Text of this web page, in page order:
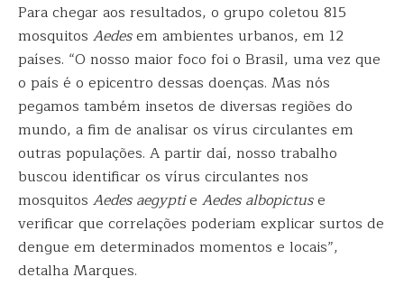
Para chegar aos resultados, o grupo coletou 815
mosquitos Aedesem ambientes urbanos, em 12
países. “O nosso maior foco foi o Brasil, uma vez que
o país é o epicentro dessas doenças. Mas nós
pegamos também insetos de diversas regiões do
mundo, a fim de analisar os vírus circulantes em
outras populações. A partir daí, nosso trabalho
buscou identificar os vírus circulantes nos
mosquitos Aedes aegyptie Aedes albopictuse
verificar que correlações poderiam explicar surtos de
dengue em determinados momentos e locais”,
detalha Marques.